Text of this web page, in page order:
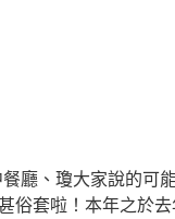
廳、瓊大家說的可
俗套啦！本年之於